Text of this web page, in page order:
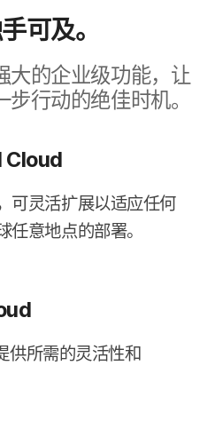
可​及。
大​的​企业​级​功能，​让​
行动​的​绝佳​时机。
可灵活​扩展​以​适应​任何​
意​地点​的​部署。
供​所​需​的​灵活性​和​